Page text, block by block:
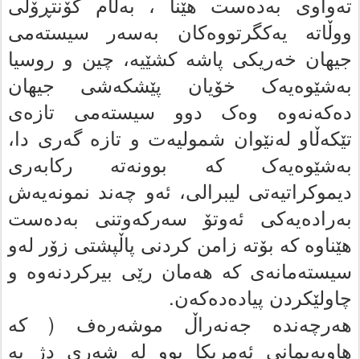
ووڵاته‌ یه‌کگرتووه‌کان به‌سه‌ر سیسته‌مى
جیهان خه‌ریکى پاشه‌ کشێیه‌، چین و روسیا
به‌شێوه‌یه‌ک خۆیان پێشکه‌شى جیهان
ده‌که‌نه‌وه‌ وه‌ک دوو سیسته‌مى تازه‌ى
تێکه‌ڵاو له‌نێوان شمولیه‌ت و تازه‌ گه‌رى دا،
به‌شێوه‌یه‌ک که‌ بوونه‌ته‌ رکابه‌رى
دیموکراتیه‌تى لیبرالى، ئه‌و چه‌ند نمونه‌یه‌ش
به‌راده‌یه‌کى ئه‌وتۆ سه‌رکه‌وتنى به‌ده‌ست
هێناوه‌ که‌ بۆته‌ زامن کردنى پاڵپشتی زۆر له‌و
سیسته‌مانه‌ى که‌ هه‌مان رێى بیرکردنه‌وه‌ و
چاولێکردن پیاده‌ده‌که‌ن.
هه‌رچه‌نده‌ جه‌نه‌راڵ موشه‌ره‌ف ( که‌
هاوپه‌یمانى ئه‌مریکا بوو له‌ شه‌رِى دژ به‌